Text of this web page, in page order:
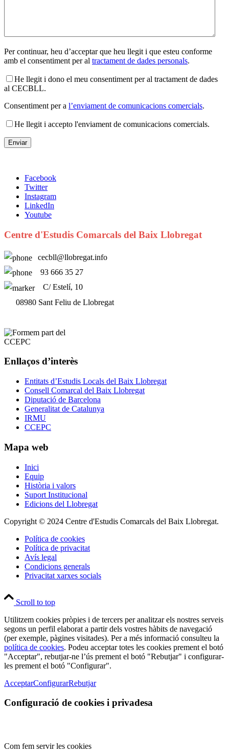
Per continuar, heu d’acceptar que heu llegit i que esteu conforme
amb el consentiment per al tractament de dades personals.
He llegit i dono el meu consentiment per al tractament de dades
al CECBLL.
Consentiment per a l’enviament de comunicacions comercials.
He llegit i accepto l'enviament de comunicacions comercials.
Facebook
Twitter
Instagram
LinkedIn
Youtube
Centre d'Estudis Comarcals del Baix Llobregat
cecbll@llobregat.info
93 666 35 27
C/ Estelí, 10
08980 Sant Feliu de Llobregat
Enllaços d’interès
Entitats d’Estudis Locals del Baix Llobregat
Consell Comarcal del Baix Llobregat
Diputació de Barcelona
Generalitat de Catalunya
IRMU
CCEPC
Mapa web
Inici
Equip
Història i valors
Suport Institucional
Edicions del Llobregat
Copyright © 2024 Centre d'Estudis Comarcals del Baix Llobregat.
Política de cookies
Política de privacitat
Avís legal
Condicions generals
Privacitat xarxes socials
Scroll to top
Utilitzem cookies pròpies i de tercers per analitzar els nostres serveis
segons un perfil elaborat a partir dels vostres hàbits de navegació
(per exemple, pàgines visitades). Per a més informació consulteu la
política de cookies. Podeu acceptar totes les cookies prement el botó
"Acceptar", rebutjar-ne l’ús prement el botó "Rebutjar" i configurar-
les prement el botó "Configurar".
AcceptarConfigurarRebutjar
Configuració de cookies i privadesa
Com fem servir les cookies